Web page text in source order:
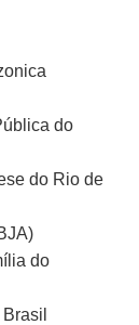
do
do Rio de
do